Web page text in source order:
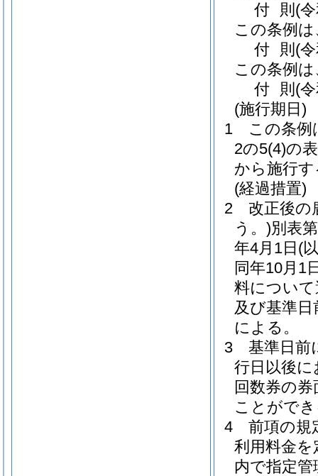
付 則 (
この条例
付 則 (
この条例
付 則 (
(施行期日)
1
この条例
2の5(4)の
から施行
(経過措置)
2
改正後の
う。)別表
年4月1日 (
同年10月1
料につい
及び基準
による。
3
基準日前
行日以後
回数券の
ことがで
4
前項の規
利用料金
内で指定